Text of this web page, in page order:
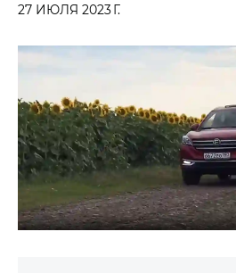
27 ИЮЛЯ 2023 Г.